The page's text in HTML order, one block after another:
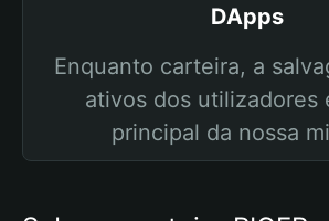
DApps
Enquanto carteira, a
ativos dos utilizadores
principal da nossa